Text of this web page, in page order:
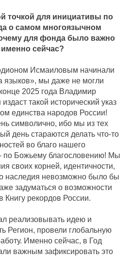
точкой для инициативы по
о самом многоязычном
для фонда было важно
сейчас?
Исмаиловым начинали
языков», мы даже не могли
2025 года Владимир
такой исторический указ
единства народов России!
символично, ибо мы из тех
день стараются делать что‑то
во благо нашего
по Божьему благословению! Мы
своих корней, идентичности,
наследия невозможно было бы
задуматься о возможности
Книгу рекордов России.
реализовывать идею и
Регион, провели глобальную
Именно сейчас, в Год
важным зафиксировать это